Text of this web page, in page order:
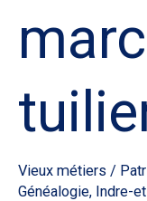
Vieux métiers /
Généalogie, Indre-